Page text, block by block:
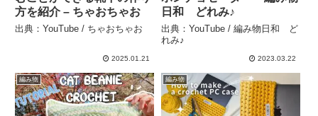
方を紹介 – ちゃおちゃお
出典：YouTube / ちゃおちゃお
2025.01.21
日和 どれみ♪
出典：YouTube / 編み物日和 ど
れみ♪
2023.03.22
編み物 編み物